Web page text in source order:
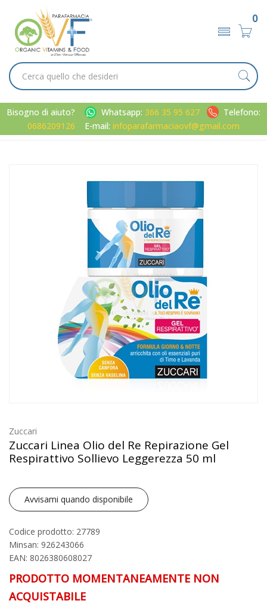
0
Bisogno di aiuto? Whatsapp: 366 35 95 627
Telefono:
0686209126
E-mail: infoparafarmaciaovf@gmail.com
Leggerezza 50 ml
Zuccari
Zuccari Linea Olio del Re Repirazione Gel
Respirattivo Sollievo Leggerezza 50 ml
Avvisami quando disponibile
Codice prodotto: 27789
Minsan: 926243066
EAN: 8026380608027
PRODOTTO MOMENTANEAMENTE NON
ACQUISTABILE